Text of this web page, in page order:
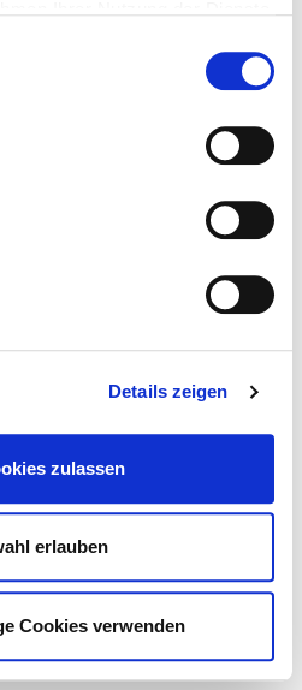
Details zeigen
zulassen
erlauben
Cookies verwenden
Vereinigung?